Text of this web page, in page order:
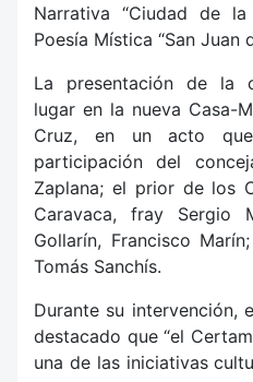
Narrativa “Ciudad de
Poesía Mística “San Juan
La presentación de la
lugar en la nueva Casa-
Cruz, en un acto
participación del
Zaplana; el prior de los
Caravaca, fray Sergio
Gollarín, Francisco
Tomás Sanchís.
Durante su intervención,
destacado que “el
una de las iniciativas